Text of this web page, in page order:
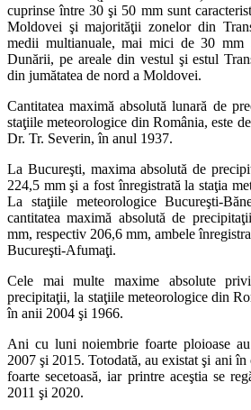
cuprinse între 30 şi 50 mm sunt
Moldovei şi majorităţii zonelor din
medii multianuale, mai mici de 30 mm
Dunării, pe areale din vestul şi estul
din jumătatea de nord a Moldovei.
Cantitatea maximă absolută lunară de
staţiile meteorologice din România, este
Dr. Tr. Severin, în anul 1937.
La Bucureşti, maxima absolută de
224,5 mm şi a fost înregistrată la staţia
La staţiile meteorologice Bucureşti-
cantitatea maximă absolută de
mm, respectiv 206,6 mm, ambele
Bucureşti-Afumaţi.
Cele mai multe maxime absolute
precipitaţii, la staţiile meteorologice din
în anii 2004 şi 1966.
Ani cu luni noiembrie foarte ploioase
2007 şi 2015. Totodată, au existat şi ani
foarte secetoasă, iar printre aceştia se
2011 şi 2020.